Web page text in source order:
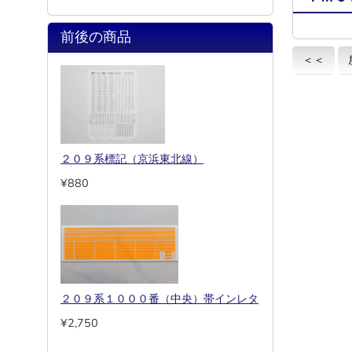
＜＜
前後の商品
２０９系標記（京浜東北線）
¥880
２０９系１０００番（中央）帯インレタ
¥2,750